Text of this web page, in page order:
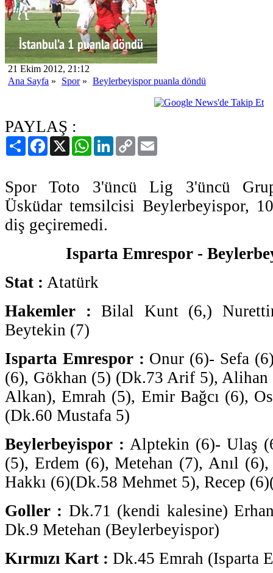
21 Ekim 2012, 21:12
Ana Sayfa » Spor» Beylerbeyispor puanla döndü
PAYLAŞ :
PaylaşFacebook
X WhatsAppLinkedIn
Copy
Link
Spor Toto 3'üncü Lig 3'üncü
Üsküdar temsilcisi Beylerbeyispor,
diş geçiremedi.
Isparta Emrespor -
Stat : Atatürk
Hakemler : Bilal Kunt (6,)
Beytekin (7)
Isparta Emrespor : Onur (6)- Sefa
(6), Gökhan (5) (Dk.73 Arif 5),
Alkan), Emrah (5), Emir Bağcı (6),
(Dk.60 Mustafa 5)
Beylerbeyispor : Alptekin (6)- Ulaş
(5), Erdem (6), Metehan (7), Anıl
Hakkı (6)(Dk.58 Mehmet 5), Recep
Goller : Dk.71 (kendi kalesine)
Dk.9 Metehan (Beylerbeyispor)
Kırmızı Kart : Dk.45 Emrah (Isparta